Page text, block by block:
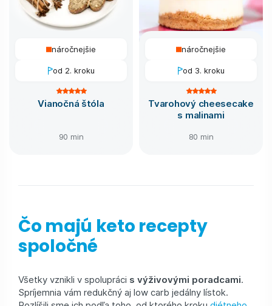
náročnejšie
od 2. kroku
Vianočná štóla
90 min
náročnejšie
od 3. kroku
Tvarohový cheesecake
s malinami
80 min
Čo majú keto recepty
spoločné
Všetky vznikli v spolupráci s výživovými poradcami.
Spríjemnia vám redukčný aj low carb jedálny lístok.